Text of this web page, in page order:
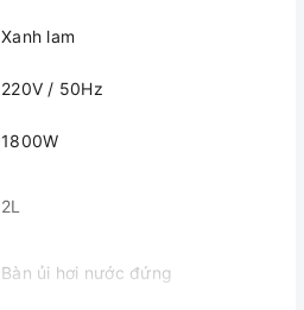
Xanh lam
220V / 50Hz
1800W
2L
Bàn ủi hơi nước đứng